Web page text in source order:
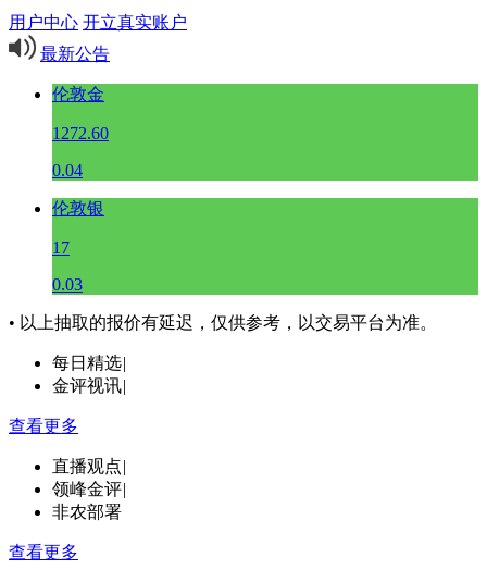
用户中心 开立真实账户
最新公告
伦敦金
1272.60
0.04
伦敦银
17
0.03
• 以上抽取的报价有延迟，仅供参考，以交易平台为准。
每日精选|
金评视讯|
查看更多
直播观点|
领峰金评|
非农部署
查看更多